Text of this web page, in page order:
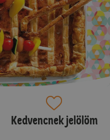
Kedvencnek jelölöm